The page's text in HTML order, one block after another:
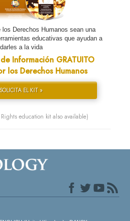
Derechos Humanos sean una
educativas que ayudan a
darles a la vida
Información GRATUITO
los Derechos Humanos
SOLICITA EL KIT »
education kit also available)